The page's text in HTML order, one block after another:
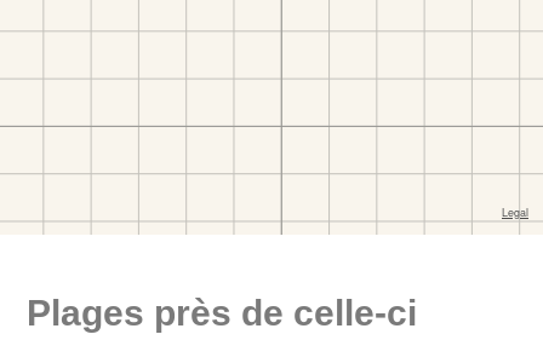
Plages près de celle-ci